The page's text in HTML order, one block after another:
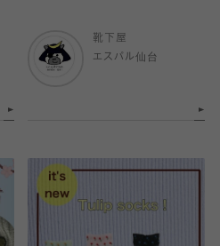
靴下屋
エスパル仙台